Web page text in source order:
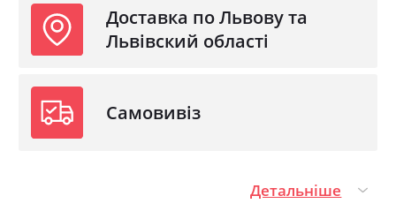
Доставка по Львову та
Львівский області
Самовивіз
Детальніше